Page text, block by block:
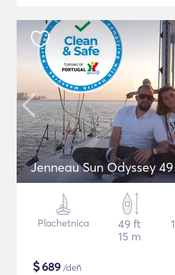
Jenneau Sun Odyssey 49
Plachetnica
49 ft
15 m
$689 /deň